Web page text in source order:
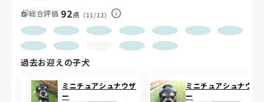
総合評価 92点 （11/12）
過去お迎えの子犬
ミニチュアシュナウザ
ー
ミニチュアシュナウザ
ー